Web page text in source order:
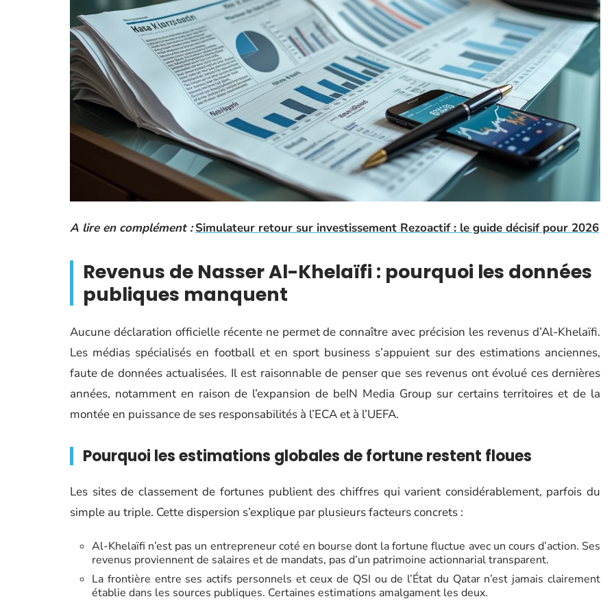
A lire en complément : Simulateur retour sur investissement Rezoactif : le guide décisif pour 2026
Revenus de Nasser Al-Khelaïfi : pourquoi les données
publiques manquent
Aucune déclaration officielle récente ne permet de connaître avec précision les revenus d’Al-Khelaïfi.
Les médias spécialisés en football et en sport business s’appuient sur des estimations anciennes,
faute de données actualisées. Il est raisonnable de penser que ses revenus ont évolué ces dernières
années, notamment en raison de l’expansion de beIN Media Group sur certains territoires et de la
montée en puissance de ses responsabilités à l’ECA et à l’UEFA.
Pourquoi les estimations globales de fortune restent floues
Les sites de classement de fortunes publient des chiffres qui varient considérablement, parfois du
simple au triple. Cette dispersion s’explique par plusieurs facteurs concrets :
Al-Khelaïfi n’est pas un entrepreneur coté en bourse dont la fortune fluctue avec un cours d’action. Ses
revenus proviennent de salaires et de mandats, pas d’un patrimoine actionnarial transparent.
La frontière entre ses actifs personnels et ceux de QSI ou de l’État du Qatar n’est jamais clairement
établie dans les sources publiques. Certaines estimations amalgament les deux.